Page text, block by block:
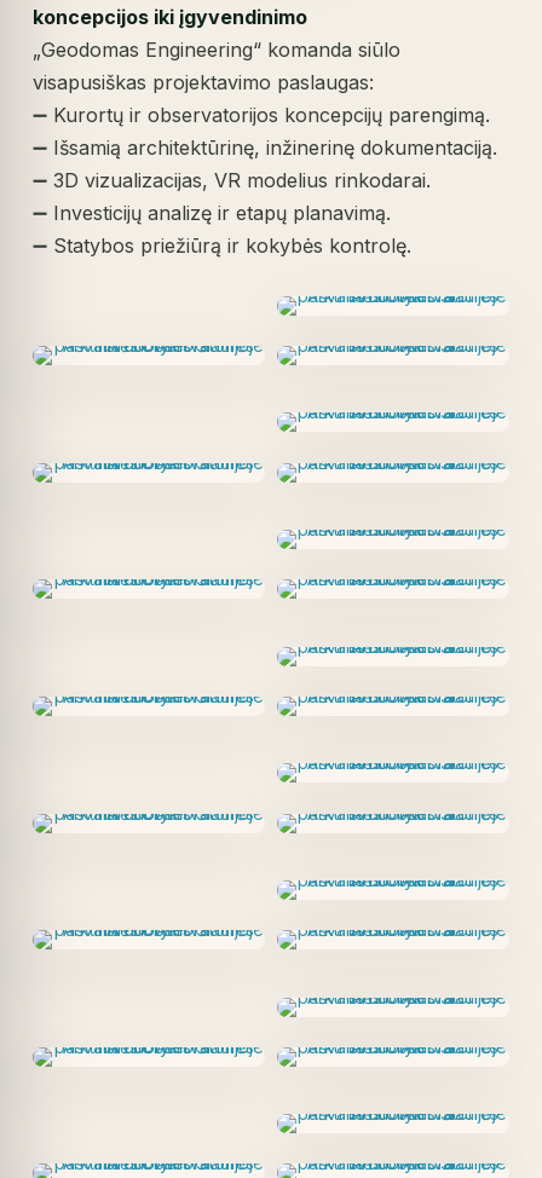
koncepcijos iki įgyvendinimo
„Geodomas Engineering“ komanda siūlo
visapusiškas projektavimo paslaugas:
➖ Kurortų ir observatorijos koncepcijų parengimą.
➖ Išsamią architektūrinę, inžinerinę dokumentaciją.
➖ 3D vizualizacijas, VR modelius rinkodarai.
➖ Investicijų analizę ir etapų planavimą.
➖ Statybos priežiūrą ir kokybės kontrolę.